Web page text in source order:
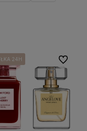
24H
24H
24H Do